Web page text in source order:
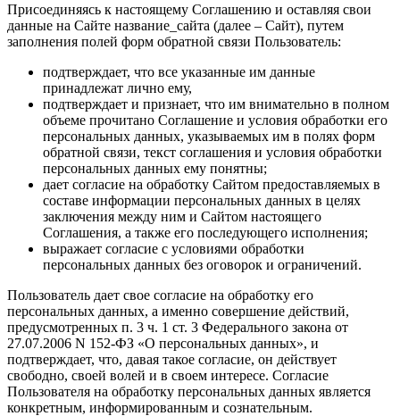
Присоединяясь к настоящему Соглашению и оставляя свои
данные на Сайте название_сайта (далее – Сайт), путем
заполнения полей форм обратной связи Пользователь:
подтверждает, что все указанные им данные
принадлежат лично ему,
подтверждает и признает, что им внимательно в полном
объеме прочитано Соглашение и условия обработки его
персональных данных, указываемых им в полях форм
обратной связи, текст соглашения и условия обработки
персональных данных ему понятны;
дает согласие на обработку Сайтом предоставляемых в
составе информации персональных данных в целях
заключения между ним и Сайтом настоящего
Соглашения, а также его последующего исполнения;
выражает согласие с условиями обработки
персональных данных без оговорок и ограничений.
Пользователь дает свое согласие на обработку его
персональных данных, а именно совершение действий,
предусмотренных п. 3 ч. 1 ст. 3 Федерального закона от
27.07.2006 N 152-ФЗ «О персональных данных», и
подтверждает, что, давая такое согласие, он действует
свободно, своей волей и в своем интересе. Согласие
Пользователя на обработку персональных данных является
конкретным, информированным и сознательным.